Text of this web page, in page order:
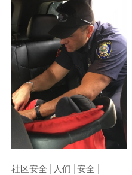
社区安全 人们 安全